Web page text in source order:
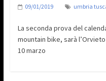
09/01/2019 umbria
La seconda prova del
mountain bike, sarà
10 marzo